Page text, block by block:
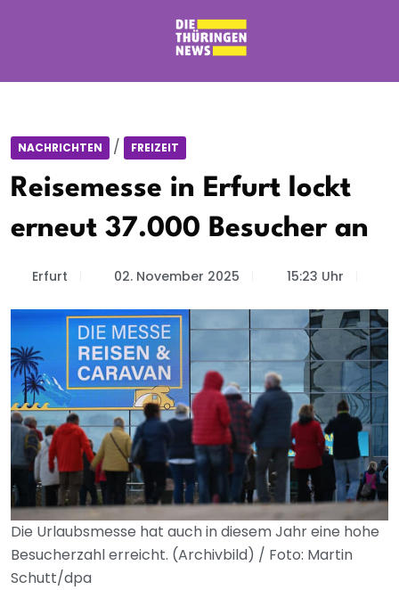
NACHRICHTEN / FREIZEIT
Reisemesse in Erfurt lockt
erneut 37.000 Besucher an
Erfurt 02. November 2025 15:23 Uhr
Die Urlaubsmesse hat auch in diesem Jahr eine hohe
Besucherzahl erreicht. (Archivbild) / Foto: Martin
Schutt/dpa